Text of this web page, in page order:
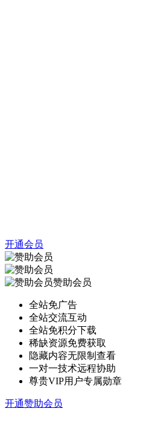
开通会员
赞助会员
全站免广告
全站交流互动
全站免积分下载
稀缺资源免费获取
隐藏内容无限制查看
一对一技术远程协助
尊贵VIP用户专属勋章
开通赞助会员